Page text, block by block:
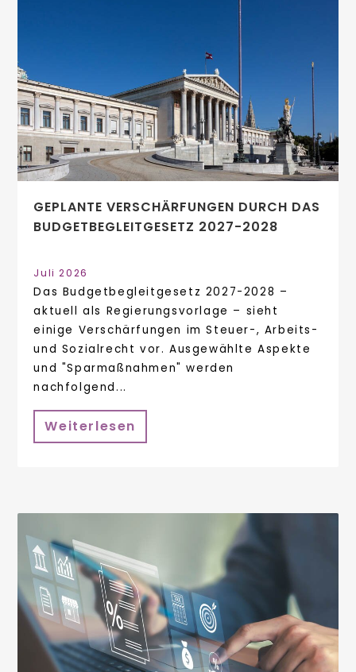
GEPLANTE VERSCHÄRFUNGEN DURCH DAS
BUDGETBEGLEITGESETZ 2027-2028
Juli 2026
Das Budgetbegleitgesetz 2027-2028 –
aktuell als Regierungsvorlage – sieht
einige Verschärfungen im Steuer-, Arbeits-
und Sozialrecht vor. Ausgewählte Aspekte
und "Sparmaßnahmen" werden
nachfolgend...
Weiterlesen